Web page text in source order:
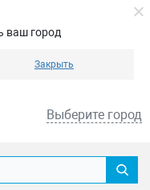
ваш город
Закрыть
Выберите город